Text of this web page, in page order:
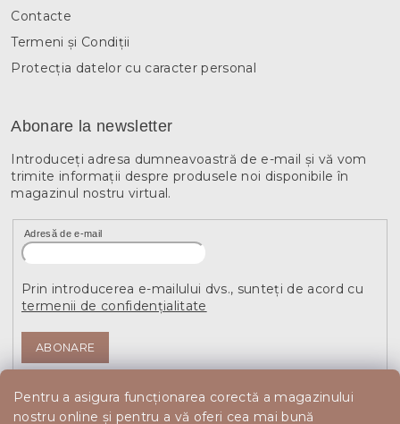
Pentru a asigura funcționarea corectă a magazinului
nostru online și pentru a vă oferi cea mai bună
Contacte
Termeni și Condiții
Protecția datelor cu caracter personal
Abonare la newsletter
Introduceţi adresa dumneavoastră de e-mail şi vă vom
trimite informaţii despre produsele noi disponibile în
magazinul nostru virtual.
Adresă de e-mail
Prin introducerea e-mailului dvs., sunteți de acord cu
termenii de confidențialitate
ABONARE